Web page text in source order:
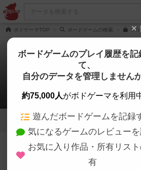
ボドゲーマTOP ボードゲームの検索 ケ
ケルト
2件のルール/インスト
9 21
118名
ボードゲームのプレイ履歴を記
て、
自分のデータを管理しません
約75,000人がボドゲーマを利用
遊んだボードゲームを記録
気になるゲームのレビュー
お気に入り作品・所有リス
有